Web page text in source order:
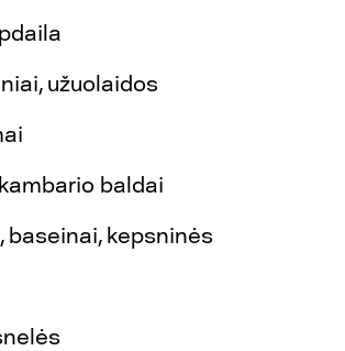
užuolaidos
baldai
baseinai, kepsninės